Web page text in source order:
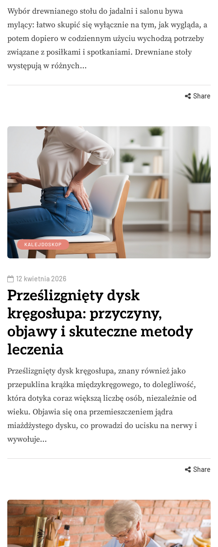
Wybór drewnianego stołu do jadalni i salonu bywa
mylący: łatwo skupić się wyłącznie na tym, jak wygląda, a
potem dopiero w codziennym użyciu wychodzą potrzeby
związane z posiłkami i spotkaniami. Drewniane stoły
występują w różnych…
Share
KALEJDOSKOP
12 kwietnia 2026
Prześlizgnięty dysk
kręgosłupa: przyczyny,
objawy i skuteczne metody
leczenia
Prześlizgnięty dysk kręgosłupa, znany również jako
przepuklina krążka międzykręgowego, to dolegliwość,
która dotyka coraz większą liczbę osób, niezależnie od
wieku. Objawia się ona przemieszczeniem jądra
miażdżystego dysku, co prowadzi do ucisku na nerwy i
wywołuje…
Share